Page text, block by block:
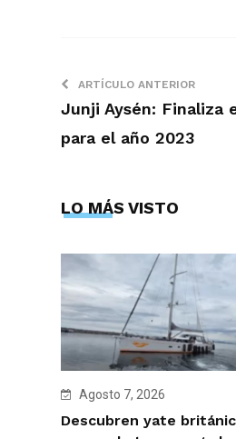
ARTÍCULO ANTERIOR
Junji Aysén: Finaliza
para el año 2023
LO MÁS VISTO
Agosto 7, 2026
Descubren yate